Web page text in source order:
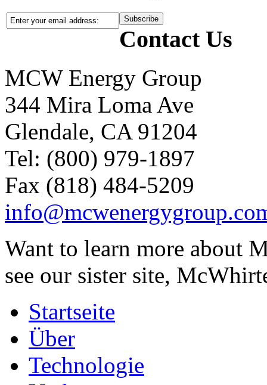
Contact Us
MCW Energy Group
344 Mira Loma Ave
Glendale, CA 91204
Tel: (800) 979-1897
Fax (818) 484-5209
Want to learn more about
see our sister site,
Startseite
Über
Technologie